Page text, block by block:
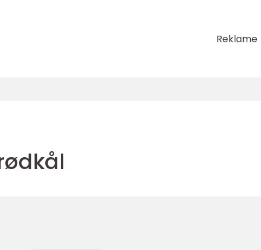
Reklame